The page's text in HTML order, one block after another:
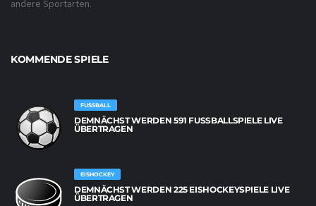
andere Sportarten.
KOMMENDE SPIELE
FUSSBALL
DEMNÄCHST WERDEN 591 FUSSBALLSPIELE LIVE Ü
BERTRAGEN
EISHOCKEY
DEMNÄCHST WERDEN 225 EISHOCKEYSPIELE LIVE
ÜBERTRAGEN